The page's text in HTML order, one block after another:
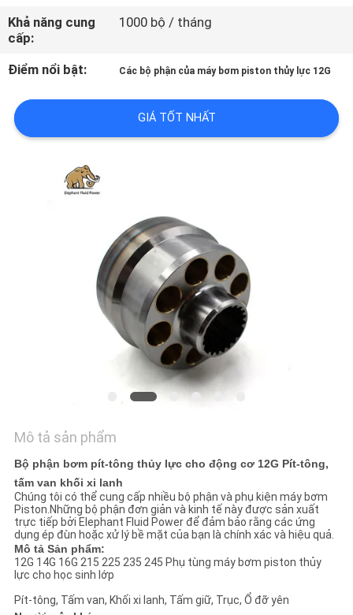
KIỂM
SOÁT
CHẤT
LƯỢNG
SƠ
ĐỒ
TRANG
WEB
PRIVACY
Khả năng cung
cấp:
1000 bộ / tháng
Điểm nổi bật: Các bộ phận của máy bơm piston thủy lực 12G
GIÁ TỐT NHẤT
Mô tả sản phẩm
Bộ phận bơm pít-tông thủy lực cho động cơ 12G Pít-tông,
tấm van khối xi lanh
Chúng tôi có thể cung cấp nhiều bộ phận và phụ kiện máy bơm
Piston.Những bộ phận đơn giản và kinh tế này được sản xuất
trực tiếp bởi Elephant Fluid Power để đảm bảo rằng các ứng
dụng ép đùn hoặc xử lý bề mặt của bạn là chính xác và hiệu quả.
Mô tả Sản phẩm:
12G 14G 16G 215 225 235 245 Phụ tùng máy bơm piston thủy
lực cho học sinh lớp
Pít-tông, Tấm van, Khối xi lanh, Tấm giữ, Trục, Ổ đỡ yên